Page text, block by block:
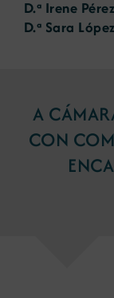
D.ª Irene
D.ª Sara
A
CON